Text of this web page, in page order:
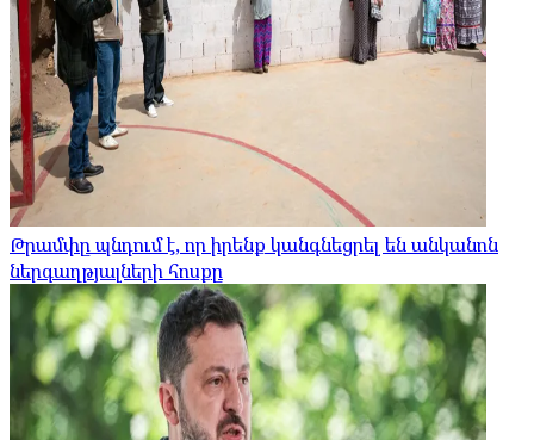
Թրամփը պնդում է, որ իրենք կանգնեցրել են անկանոն
ներգաղթյալների հոսքը